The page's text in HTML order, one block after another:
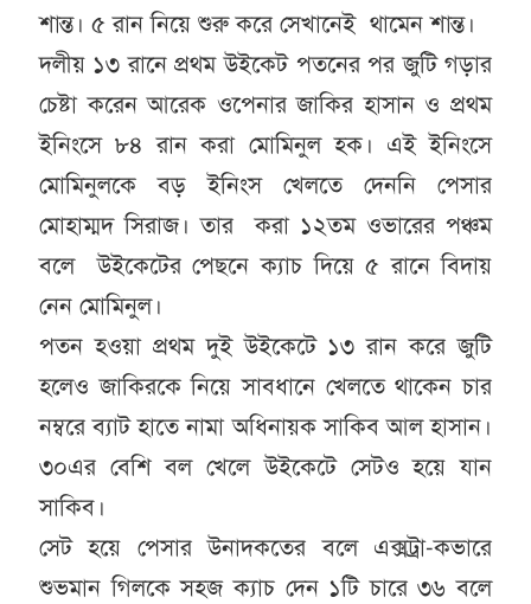
শান্ত। ৫ রান নিয়ে শুরু করে সেখানেই থামেন শান্ত।
দলীয় ১৩ রানে প্রথম উইকেট পতনের পর জুটি গড়ার
চেষ্টা করেন আরেক ওপেনার জাকির হাসান ও প্রথম
ইনিংসে ৮৪ রান করা মোমিনুল হক। এই ইনিংসে
মোমিনুলকে বড় ইনিংস খেলতে দেননি পেসার
মোহাম্মদ সিরাজ। তার করা ১২তম ওভারের পঞ্চম
বলে উইকেটের পেছনে ক্যাচ দিয়ে ৫ রানে বিদায়
নেন মোমিনুল।
পতন হওয়া প্রথম দুই উইকেটে ১৩ রান করে জুটি
হলেও জাকিরকে নিয়ে সাবধানে খেলতে থাকেন চার
নম্বরে ব্যাট হাতে নামা অধিনায়ক সাকিব আল হাসান।
৩০এর বেশি বল খেলে উইকেটে সেটও হয়ে যান
সাকিব।
সেট হয়ে পেসার উনাদকতের বলে এক্সট্রা-কভারে
শুভমান গিলকে সহজ ক্যাচ দেন ১টি চারে ৩৬ বলে